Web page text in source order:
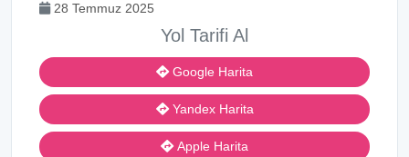
28 Temmuz 2025
Yol Tarifi Al
Google Harita
Yandex Harita
Apple Harita